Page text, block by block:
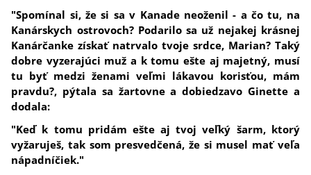
"Spomínal si, že si sa v Kanade neoženil - a čo tu, na
Kanárskych ostrovoch? Podarilo sa už nejakej krásnej
Kanárčanke získať natrvalo tvoje srdce, Marian? Taký
dobre vyzerajúci muž a k tomu ešte aj majetný, musí
tu byť medzi ženami veľmi lákavou korisťou, mám
pravdu?, pýtala sa žartovne a dobiedzavo Ginette a
dodala:
"Keď k tomu pridám ešte aj tvoj veľký šarm, ktorý
vyžaruješ, tak som presvedčená, že si musel mať veľa
nápadníčiek."